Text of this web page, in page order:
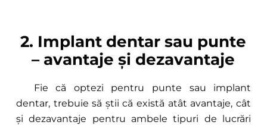
2. Implant dentar sau punte
– avantaje și dezavantaje
Fie că optezi pentru punte sau implant
dentar, trebuie să știi că există atât avantaje, cât
și dezavantaje pentru ambele tipuri de lucrări